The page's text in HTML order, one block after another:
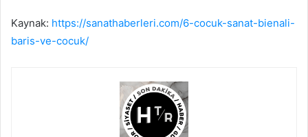
Kaynak: https://sanathaberleri.com/6-cocuk-sanat-bienali-
baris-ve-cocuk/